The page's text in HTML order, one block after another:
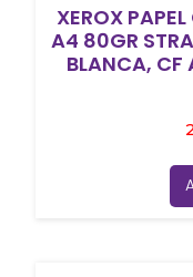
XEROX
A4 80GR
BLANCA, CF